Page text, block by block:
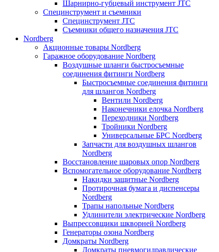
Шарнирно-губцевый инструмент JTC
Специнструмент и съемники
Специнструмент JTC
Съемники общего назначения JTC
Nordberg
Акционные товары Nordberg
Гаражное оборудование Nordberg
Воздушные шланги быстросъемные
соединения фитинги Nordberg
Быстросъемные соединения фитинги
для шлангов Nordberg
Вентили Nordberg
Наконечники елочка Nordberg
Переходники Nordberg
Тройники Nordberg
Универсальные БРС Nordberg
Запчасти для воздушных шлангов
Nordberg
Восстановление шаровых опор Nordberg
Вспомогательное оборудование Nordberg
Накидки защитные Nordberg
Протирочная бумага и диспенсеры
Nordberg
Трапы напольные Nordberg
Удлинители электрические Nordberg
Выпрессовщики шкворней Nordberg
Генераторы озона Nordberg
Домкраты Nordberg
Домкраты пневмогидравлические